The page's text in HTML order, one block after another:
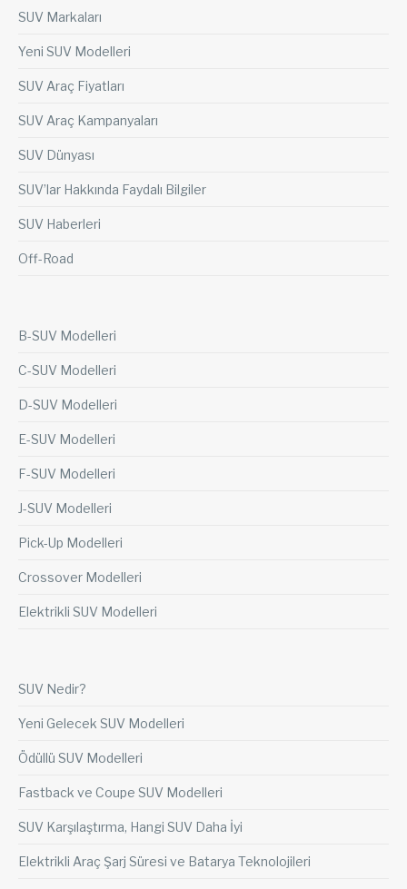
SUV Markaları
Yeni SUV Modelleri
SUV Araç Fiyatları
SUV Araç Kampanyaları
SUV Dünyası
SUV’lar Hakkında Faydalı Bilgiler
SUV Haberleri
Off-Road
B-SUV Modelleri
C-SUV Modelleri
D-SUV Modelleri
E-SUV Modelleri
F-SUV Modelleri
J-SUV Modelleri
Pick-Up Modelleri
Crossover Modelleri
Elektrikli SUV Modelleri
SUV Nedir?
Yeni Gelecek SUV Modelleri
Ödüllü SUV Modelleri
Fastback ve Coupe SUV Modelleri
SUV Karşılaştırma, Hangi SUV Daha İyi
Elektrikli Araç Şarj Süresi ve Batarya Teknolojileri